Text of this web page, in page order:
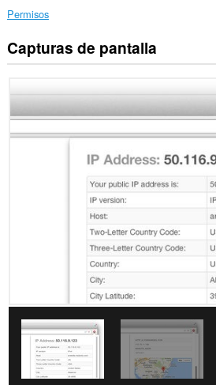
Permisos
Esta
extensión
tus
pestañas
y
Capturas de pantalla